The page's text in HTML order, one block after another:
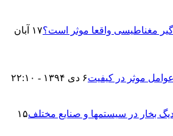
مغناطیسی واقعا موثر است؟
۱۷ آبان
موثر در کیفیت۶ دی ۱۳۹۴ - ۲۲:۱۰
بخار در سیستمها و صنایع مختلف۱۵